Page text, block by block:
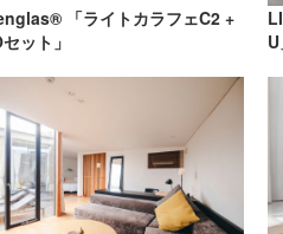
「ライトカラフェC2 +
ット」
U